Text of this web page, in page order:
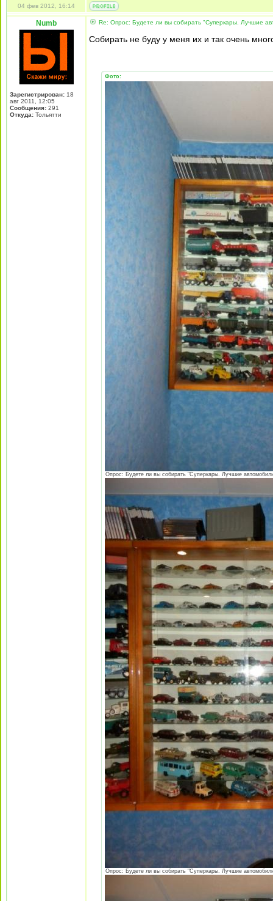
04 фев 2012, 16:14
Numb
Зарегистрирован: 18
авг 2011, 12:05
Сообщения: 291
Откуда: Тольятти
Re: Опрос: Будете ли вы собирать "Суперкары. Лучшие
Собирать не буду у меня их и так очень
Фото:
Опрос: Будете ли вы собирать "Суперкары. Лучшие
Опрос: Будете ли вы собирать "Суперкары. Лучшие